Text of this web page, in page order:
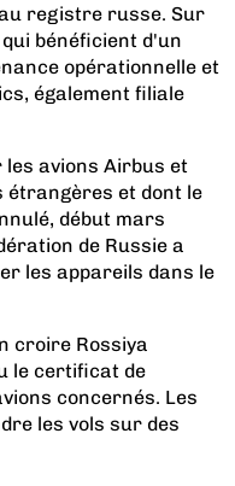
registre russe. Sur
bénéficient d'un
opérationnelle et
également filiale
avions Airbus et
étrangères et dont le
début mars
de Russie a
les appareils dans le
croire Rossiya
le certificat de
concernés. Les
les vols sur des